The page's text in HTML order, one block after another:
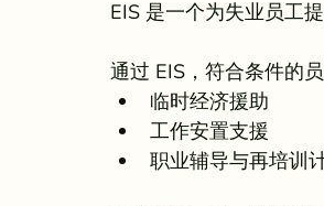
EIS 是一个为失业员工
通过 EIS，符合条件的
临时经济援助
工作安置支援
职业辅导与再培训